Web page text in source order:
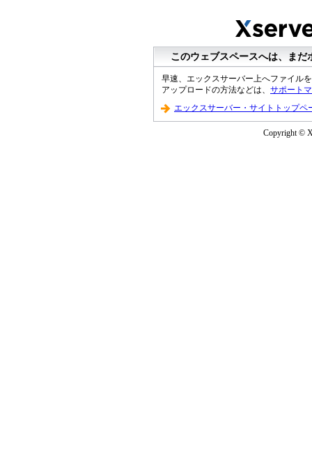
このウェブスペースへは、ま
早速、エックスサーバー上へファイル
アップロードの方法などは、 サポート
エックスサーバー・サイトトップペ
Copyright ©